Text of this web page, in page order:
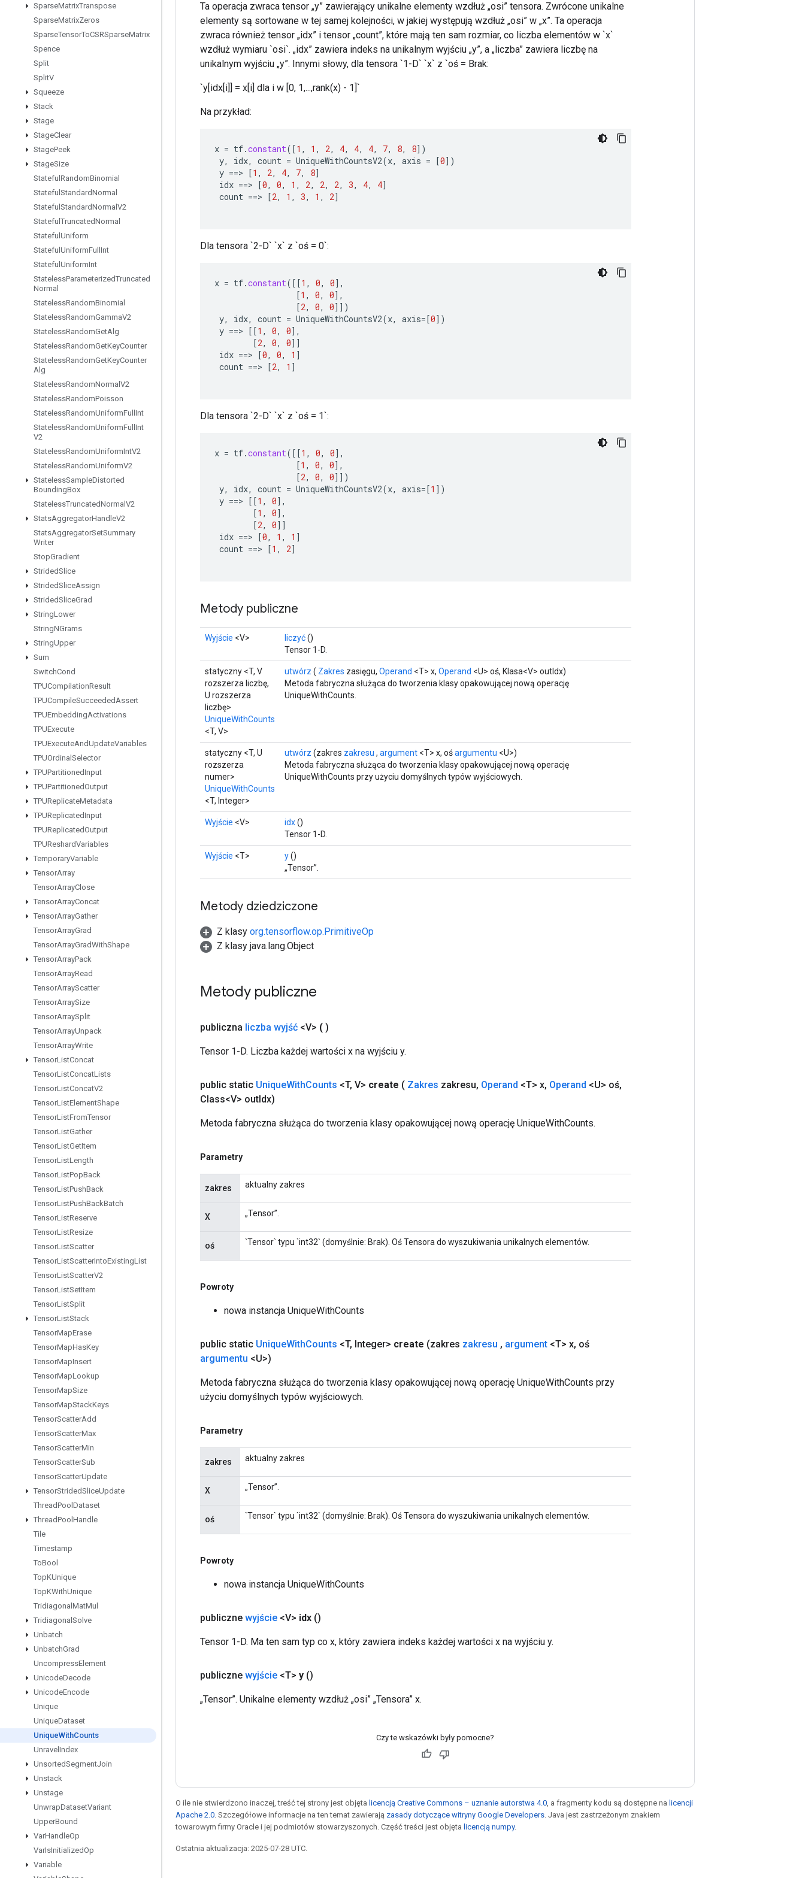
SparseMatrixTranspose
SparseMatrixZeros
SparseTensorToCSRSparseMatrix
Spence
Split
SplitV
Squeeze
Stack
Stage
StageClear
StagePeek
StageSize
Stateful RandomBinomial
Stateful StandardNormal
Stateful StandardNormal V2
Stateful TruncatedNormal
Stateful Uniform
Stateful UniformFull Int
Stateful UniformInt
StatelessParameterizedTruncated
Normal
StatelessRandomBinomial
StatelessRandomGammaV2
StatelessRandomGetAlg
StatelessRandomGetKeyCounter
StatelessRandomGetKeyCounter
Alg
StatelessRandomNormal V2
StatelessRandomPoisson
StatelessRandomUniformFull Int
StatelessRandomUniformFull Int
V2
StatelessRandomUniformIntV2
StatelessRandomUniformV2
StatelessSampleDistorted
BoundingBox
StatelessTruncatedNormal V2
StatsAggregatorHandleV2
StatsAggregatorSetSummary
Writer
StopGradient
StridedSlice
StridedSliceAssign
StridedSliceGrad
StringLower
StringNGrams
StringUpper
Sum
SwitchCond
TPUCompilationResult
TPUCompileSucceededAssert
TPUEmbeddingActivations
TPUExecute
TPUExecuteAndUpdateVariables
TPUOrdinal Selector
TPUPartitionedInput
TPUPartitionedOutput
TPUReplicateMetadata
TPUReplicatedInput
TPUReplicatedOutput
TPUReshardVariables
TemporaryVariable
TensorArray
TensorArrayClose
TensorArrayConcat
TensorArrayGather
TensorArrayGrad
TensorArrayGradWithShape
TensorArrayPack
TensorArrayRead
TensorArrayScatter
TensorArraySize
TensorArraySplit
TensorArrayUnpack
TensorArrayWrite
TensorListConcat
TensorListConcatLists
TensorListConcatV2
TensorListElementShape
TensorListFromTensor
TensorListGather
TensorListGetItem
TensorListLength
TensorListPopBack
TensorListPushBack
TensorListPushBackBatch
TensorListReserve
TensorListResize
TensorListScatter
TensorListScatterIntoExistingList
TensorListScatterV2
TensorListSetItem
TensorListSplit
TensorListStack
TensorMapErase
TensorMapHasKey
TensorMapInsert
TensorMapLookup
TensorMapSize
TensorMapStackKeys
TensorScatterAdd
TensorScatterMax
TensorScatterMin
TensorScatterSub
TensorScatterUpdate
TensorStridedSliceUpdate
ThreadPool Dataset
ThreadPool Handle
Tile
Timestamp
ToBool
TopKUnique
TopKWithUnique
Tridiagonal MatMul
Tridiagonal Solve
Unbatch
UnbatchGrad
UncompressElement
UnicodeDecode
UnicodeEncode
Unique
UniqueDataset
UniqueWithCounts
Unravel Index
UnsortedSegmentJoin
Unstack
Unstage
UnwrapDatasetVariant
UpperBound
VarHandleOp
VarIsInitializedOp
Variable
Ta operacja zwraca tensor „y” zawierający unikalne elementy wzdłuż „osi” tensora. Zwrócone unikalne
elementy są sortowane w tej samej kolejności, w jakiej występują wzdłuż „osi” w „x”. Ta operacja
zwraca również tensor „idx” i tensor „count”, które mają ten sam rozmiar, co liczba elementów w `x`
wzdłuż wymiaru `osi`. „idx” zawiera indeks na unikalnym wyjściu „y”, a „liczba” zawiera liczbę na
unikalnym wyjściu „y”. Innymi słowy, dla tensora `1-D` `x` z `oś = Brak:
`y[idx[i]] = x[i] dla i w [0, 1,...,rank(x) - 1]`
Na przykład:
x = tf.constant( [1 , 1 , 2, 4, 4, 4, 7, 8, 8] )
y, idx, count = UniqueWithCountsV2(x, axis = [0] )
y ==> [1 , 2, 4, 7, 8]
idx ==> [0, 0, 1 , 2, 2, 2, 3, 4, 4]
count ==> [2, 1 , 3, 1 , 2]
Dla tensora `2-D` `x` z `oś = 0`:
x = tf.constant( [[1 , 0, 0] ,
[1 , 0, 0] ,
[2, 0, 0]] )
y, idx, count = UniqueWithCountsV2(x, axis=[0] )
y ==> [[1 , 0, 0] ,
[2, 0, 0]]
idx ==> [0, 0, 1 ]
count ==> [2, 1 ]
Dla tensora `2-D` `x` z `oś = 1`:
x = tf.constant( [[1 , 0, 0] ,
[1 , 0, 0] ,
[2, 0, 0]] )
y, idx, count = UniqueWithCountsV2(x, axis=[1 ] )
y ==> [[1 , 0] ,
[1 , 0] ,
[2, 0]]
idx ==> [0, 1 , 1 ]
count ==> [1 , 2]
Metody publiczne
Wyjście <V> liczyć()
Tensor 1-D.
statyczny <T, V
rozszerza liczbę,
U rozszerza
liczbę>
UniqueWithCounts
<T, V>
utwórz ( Zakres zasięgu, Operand <T> x, Operand <U> oś, Klasa<V> outIdx)
Metoda fabryczna służąca do tworzenia klasy opakowującej nową operację
UniqueWithCounts.
statyczny <T, U
rozszerza
numer>
UniqueWithCounts
<T, Integer>
utwórz (zakres zakresu , argument <T> x, ośargumentu <U>)
Metoda fabryczna służąca do tworzenia klasy opakowującej nową operację
UniqueWithCounts przy użyciu domyślnych typów wyjściowych.
Wyjście <V> idx()
Tensor 1-D.
Wyjście <T> y()
„Tensor”.
Metody dziedziczone
Z klasy org.tensorflow.op.PrimitiveOp
Z klasy java.lang.Object
Metody publiczne
publiczna liczba wyjść <V> ( )
Tensor 1-D. Liczba każdej wartości x na wyjściu y.
public static UniqueWithCounts <T, V> create ( Zakres zakresu, Operand <T> x, Operand <U> oś,
Class<V> outIdx)
Metoda fabryczna służąca do tworzenia klasy opakowującej nową operację UniqueWithCounts.
Parametry
zakres aktualny zakres
X „Tensor”.
oś `Tensor` typu `int32` (domyślnie: Brak). Oś Tensora do wyszukiwania unikalnych elementów.
Powroty
nowa instancja UniqueWithCounts
public static UniqueWithCounts <T, Integer> create (zakres zakresu , argument <T> x, oś
argumentu <U>)
Metoda fabryczna służąca do tworzenia klasy opakowującej nową operację UniqueWithCounts przy
użyciu domyślnych typów wyjściowych.
Parametry
zakres aktualny zakres
X „Tensor”.
oś `Tensor` typu `int32` (domyślnie: Brak). Oś Tensora do wyszukiwania unikalnych elementów.
Powroty
nowa instancja UniqueWithCounts
publiczne wyjście <V> idx ()
Tensor 1-D. Ma ten sam typ co x, który zawiera indeks każdej wartości x na wyjściu y.
publiczne wyjście <T> y ()
„Tensor”. Unikalne elementy wzdłuż „osi” „Tensora” x.
Czy te wskazówki były pomocne?
O ile nie stwierdzono inaczej, treść tej strony jest objęta licencją Creative Commons – uznanie autorstwa 4.0 , a fragmenty kodu są dostępne na licencji
Apache 2.0 . Szczegółowe informacje na ten temat zawierają zasady dotyczące witryny Google Developers . Java jest zastrzeżonym znakiem
towarowym firmy Oracle i jej podmiotów stowarzyszonych. Część treści jest objęta licencją numpy.
Ostatnia aktualizacja: 2025-07-28 UTC.